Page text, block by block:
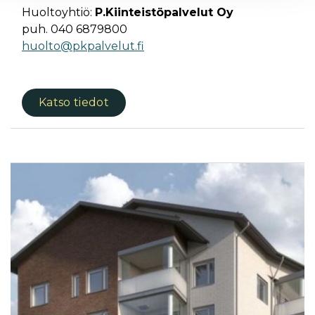
Huoltoyhtiö: P.Kiinteistöpalvelut Oy
puh. 040 6879800
huolto@pkpalvelut.fi
Katso tiedot